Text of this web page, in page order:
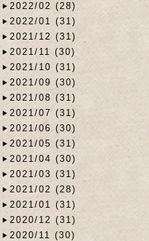
2022/02 (28)
2022/01 (31)
2021/12 (31)
2021/11 (30)
2021/10 (31)
2021/09 (30)
2021/08 (31)
2021/07 (31)
2021/06 (30)
2021/05 (31)
2021/04 (30)
2021/03 (31)
2021/02 (28)
2021/01 (31)
2020/12 (31)
2020/11 (30)